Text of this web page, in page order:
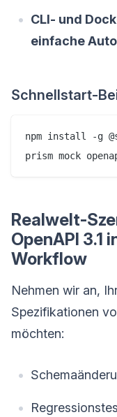
CLI- und
einfache
Schnellstart-
npm install -g
Realwelt-
OpenAPI 3.1
Workflow
Nehmen wir an,
Spezifikationen
möchten: